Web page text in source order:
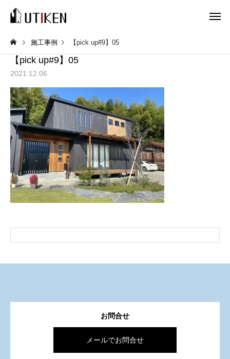
施工事例 【pick up#9】05
【pick up#9】05
2021.12.06
お問合せ
メールでお問合せ